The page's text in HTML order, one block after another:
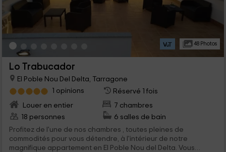
48 Photos
Lo Trabucador
El Poble Nou Del Delta, Tarragone
1 opinions
Réservé 1 fois
Louer en entier
7 chambres
18 personnes
6 salles de bain
Profitez de l'une de nos chambres , toutes pleines de
commodités pour vous détendre, à l'intérieur de notre
magnifique appartement en El Poble Nou del Delta. Vous